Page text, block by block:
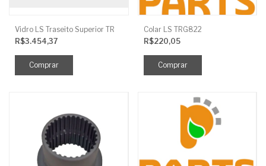
Vidro LS Traseito Superior TR
R$3.454,37
Colar LS TRG822
R$220,05